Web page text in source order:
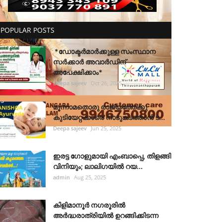
POPULAR POSTS
*ഡോക്ടർമാർക്കുള്ള സംസ്ഥാന
സർക്കാർ അവാർഡിന്
അപേക്ഷിക്കാം*
Deepa sajeev Oct 26, 2025
മൂന്നാമതൊരു രാജ്യത്തേക്കു
കുടിയേറ്റക്കാരെ നാടുകടത്താൻ ട...
Deepa sajeev Jun 25, 2025
ഇരട്ട ഗോളുമായി എംബാപ്പെ, തിളങ്ങി
വിനിയും; ലാലിഗയില്‍ റയ...
admin Aug 25, 2025
കിളിമാനൂർ നഗരൂരിൽ
അർദ്ധരാത്രിയിൽ ഉറങ്ങിക്കിടന്ന